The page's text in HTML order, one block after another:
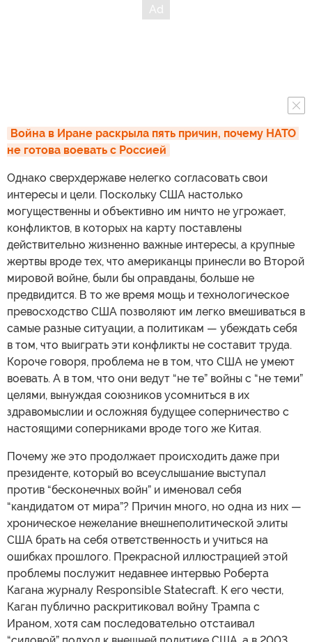
Война в Иране раскрыла пять причин, почему НАТО
не готова воевать с Россией
Однако сверхдержаве нелегко согласовать свои
интересы и цели. Поскольку США настолько
могущественны и объективно им ничто не угрожает,
конфликтов, в которых на карту поставлены
действительно жизненно важные интересы, а крупные
жертвы вроде тех, что американцы принесли во Второй
мировой войне, были бы оправданы, больше не
предвидится. В то же время мощь и технологическое
превосходство США позволяют им легко вмешиваться в
самые разные ситуации, а политикам — убеждать себя
в том, что выиграть эти конфликты не составит труда.
Короче говоря, проблема не в том, что США не умеют
воевать. А в том, что они ведут “не те” войны с “не теми”
целями, вынуждая союзников усомниться в их
здравомыслии и осложняя будущее соперничество с
настоящими соперниками вроде того же Китая.
Почему же это продолжает происходить даже при
президенте, который во всеуслышание выступал
против “бесконечных войн” и именовал себя
“кандидатом от мира”? Причин много, но одна из них —
хроническое нежелание внешнеполитической элиты
США брать на себя ответственность и учиться на
ошибках прошлого. Прекрасной иллюстрацией этой
проблемы послужит недавнее интервью Роберта
Кагана журналу Responsible Statecraft. К его чести,
Каган публично раскритиковал войну Трампа с
Ираном, хотя сам последовательно отстаивал